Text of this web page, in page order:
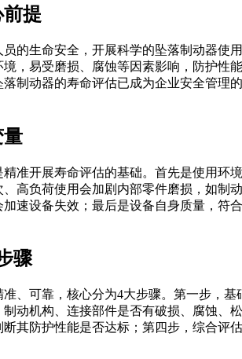
提
的生命安全，开展科学的坠落制动器使
，易受磨损、腐蚀等因素影响，防护性
制动器的寿命评估已成为企业安全管理
量
准开展寿命评估的基础。首先是使用环
高负荷使用会加剧内部零件磨损，如制
速设备失效；最后是设备自身质量，符
骤
、可靠，核心分为4大步骤。第一步，
动机构、连接部件是否有破损、腐蚀、
其防护性能是否达标；第四步，综合评